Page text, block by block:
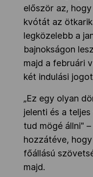
először az,
kvótát az
legközelebb a
bajnokságon
majd a februári
két indulási
„Ez egy olyan
jelenti és a
tud mögé állni"
hozzátéve,
főállású
majd.